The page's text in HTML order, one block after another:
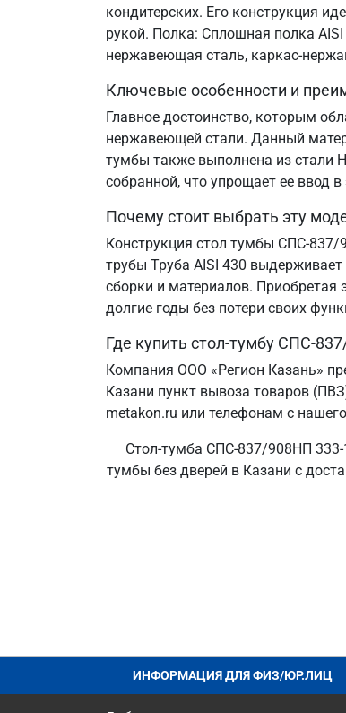
кондитерских. Его конструкция
рукой. Полка: Сплошная полка
нержавеющая сталь, каркас-
Ключевые особенности и
Главное достоинство, которым
нержавеющей стали. Данный
тумбы также выполнена из стали
собранной, что упрощает ее ввод
Почему стоит выбрать эту
Конструкция стол тумбы СПС-
трубы Труба AISI 430
сборки и материалов. Приобретая
долгие годы без потери своих
Где купить стол-тумбу СПС-
Компания ООО «Регион Казань»
Казани пункт вывоза товаров
metakon.ru или телефонам с
Стол-тумба СПС-837/908НП 333-
тумбы без дверей в Казани с
ИНФОРМАЦИЯ ДЛЯ ФИЗ/ЮР.ЛИЦ